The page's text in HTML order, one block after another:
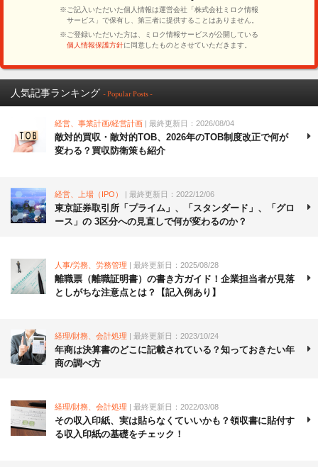
人気記事ランキング - Popular Posts -
経営、事業計画/経営計画 | 最終更新日：2026/08/04
敵対的買収・敵対的TOB、2026年のTOB制度改正で何が
変わる？買収防衛策も紹介
経営、上場（IPO） | 最終更新日：2022/12/06
東京証券取引所「プライム」、「スタンダード」、「グロ
ース」の 3区分への見直しで何が変わるのか？
人事/労務、労務管理 | 最終更新日：2025/08/28
離職票（離職証明書）の書き方ガイド！企業担当者が見落
としがちな注意点とは？【記入例あり】
経理/財務、会計処理 | 最終更新日：2023/10/24
年商は決算書のどこに記載されている？知っておきたい年
商の調べ方
経理/財務、会計処理 | 最終更新日：2022/03/08
その収入印紙、実は貼らなくていいかも？領収書に貼付す
る収入印紙の基礎をチェック！